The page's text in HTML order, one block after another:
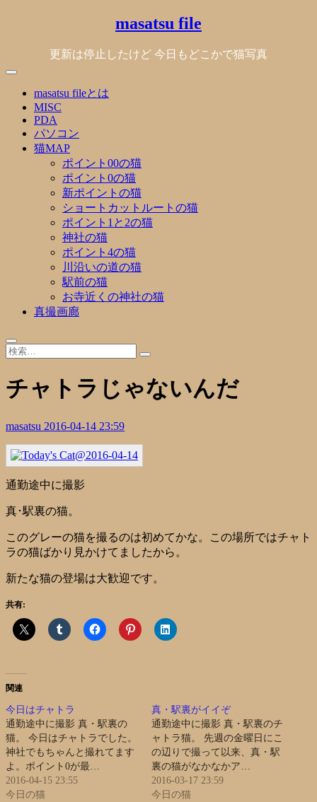
masatsu file
更新は停止したけど 今日もどこかで猫写真
masatsu fileとは
MISC
PDA
パソコン
猫MAP
ポイント00の猫
ポイント0の猫
新ポイントの猫
ショートカットルートの猫
ポイント1と2の猫
神社の猫
ポイント4の猫
川沿いの道の猫
駅前の猫
お寺近くの神社の猫
真撮画廊
チャトラじゃないんだ
masatsu 2016-04-14 23:59
通勤途中に撮影
真･駅裏の猫。
このグレーの猫を撮るのは初めてかな。この場所ではチャト
ラの猫ばかり見かけてましたから。
新たな猫の登場は大歓迎です。
共有:
関連
今日はチャトラ
通勤途中に撮影 真・駅裏の
猫。 今日はチャトラでした。
神社でもちゃんと撮れてます
よ。ポイント0が最…
2016-04-15 23:55
今日の猫
真・駅裏がイイぞ
通勤途中に撮影 真・駅裏のチ
ャトラ猫。 先週の金曜日にこ
の辺りで撮って以来、真・駅
裏の猫がなかなかア…
2016-03-17 23:59
今日の猫